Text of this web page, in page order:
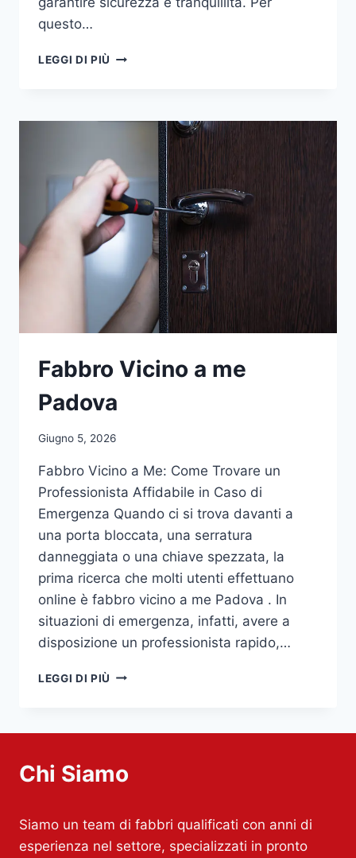
questo…
LEGGI DI PIÙ FABBRO
Fabbro Vicino a me
Padova
Giugno 5, 2026
Fabbro Vicino a Me: Come Trovare un
Professionista Affidabile in Caso di
Emergenza Quando ci si trova davanti a
una porta bloccata, una serratura
danneggiata o una chiave spezzata, la
prima ricerca che molti utenti effettuano
online è fabbro vicino a me Padova . In
situazioni di emergenza, infatti, avere a
disposizione un professionista rapido,…
LEGGI DI PIÙ FABBRO
Chi Siamo
Siamo un team di fabbri qualificati con anni di
esperienza nel settore, specializzati in pronto